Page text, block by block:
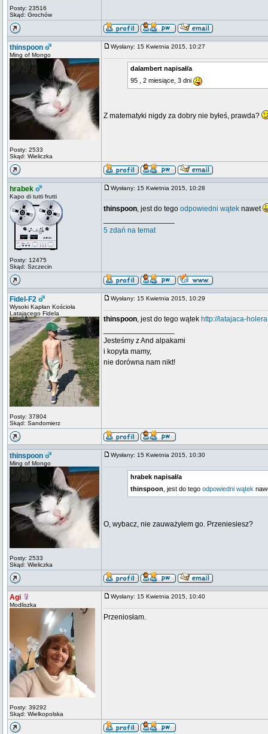
Posty: 23516
Skąd: Grochów
thinspoon
Ming of Mongo
Posty: 2533
Skąd: Wieliczka
Wysłany: 15 Kwietnia 2015, 10:27
dalambert napisał/a
95 , 2 miesiące, 3 dni
Z matematyki nigdy za dobry nie byłeś, prawda?
hrabek
Kapo di tutti frutti
Posty: 12475
Skąd: Szczecin
Wysłany: 15 Kwietnia 2015, 10:28
thinspoon, jest do tego odpowiedni wątek nawet
5 zdań na temat
Fidel-F2
Wysoki Kapłan Kościoła
Latającego Fidela
Posty: 37804
Skąd: Sandomierz
Wysłany: 15 Kwietnia 2015, 10:29
thinspoon, jest do tego wątek http://latajaca-
Jesteśmy z And alpakami
i kopyta mamy,
nie dorówna nam nikt!
thinspoon
Ming of Mongo
Posty: 2533
Skąd: Wieliczka
Wysłany: 15 Kwietnia 2015, 10:30
hrabek napisał/a
thinspoon , jest do tego odpowiedni wątek
O, wybacz, nie zauważyłem go. Przeniesiesz?
Agi
Modliszka
Posty: 39292
Skąd: Wielkopolska
Wysłany: 15 Kwietnia 2015, 10:40
Przeniosłam.